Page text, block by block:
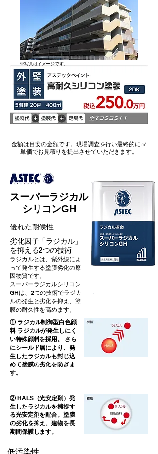
​※写真はイメージです。
金額は目安の金額です。現場調査を行い最終的に㎡
単価でお見積りを提出させていただきます。
​スーパーラジカル
シリコンGH
​優れた耐候性
劣化因子「ラジカル」
を抑える2つの技術
ラジカルとは、紫外線によ
って発生する塗膜劣化の原
因物質です。
スーパーラジカルシリコン
GHは、2つの技術でラジカ
ルの発生と劣化を抑え、塗
膜の耐久性を高めます。
① ラジカル制御型白色顔
料 ラジカルが発生しにく
い特殊顔料を採用。 さら
にシールド層により、発
生したラジカルも封じ込
めて塗膜の劣化を防ぎま
す。​
② HALS（光安定剤）発
生したラジカルを捕捉す
る光安定剤を配合。塗膜
の劣化を抑え、建物を長
期間保護します。
​低汚染性